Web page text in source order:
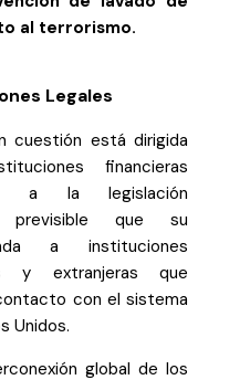
al terrorismo.
Legales
cuestión está dirigida
financieras
a la legislación
previsible que su
a instituciones
y extranjeras que
con el sistema
Unidos.
global de los